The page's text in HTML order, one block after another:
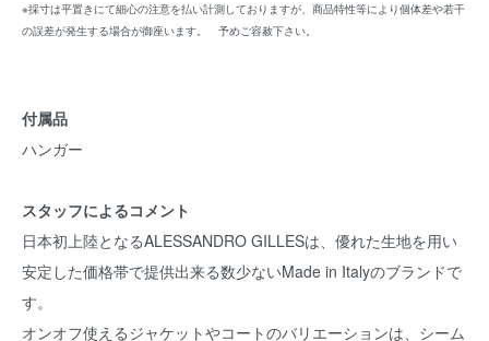
※採寸は平置きにて細心の注意を払い計測しておりますが、商品特性等により個体差や若干
の誤差が発生する場合が御座います。 予めご容赦下さい。
付属品
ハンガー
スタッフによるコメント
日本初上陸となるALESSANDRO GILLESは、優れた生地を用い
安定した価格帯で提供出来る数少ないMade in Italyのブランドで
す。
オンオフ使えるジャケットやコートのバリエーションは、シーム